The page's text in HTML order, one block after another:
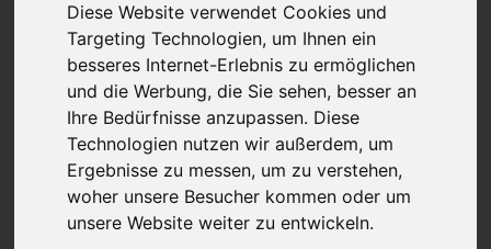
Diese Website verwendet Cookies und
Targeting Technologien, um Ihnen ein
besseres Internet-Erlebnis zu ermöglichen
und die Werbung, die Sie sehen, besser an
Ihre Bedürfnisse anzupassen. Diese
Technologien nutzen wir außerdem, um
Ergebnisse zu messen, um zu verstehen,
woher unsere Besucher kommen oder um
unsere Website weiter zu entwickeln.